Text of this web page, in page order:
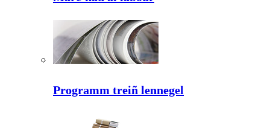
Programm treiñ lennegel